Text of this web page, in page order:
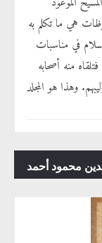
هي ما تكلم به
في مناسبات
منه أصحابه
وهذا هو المجلد
محمود أحمد